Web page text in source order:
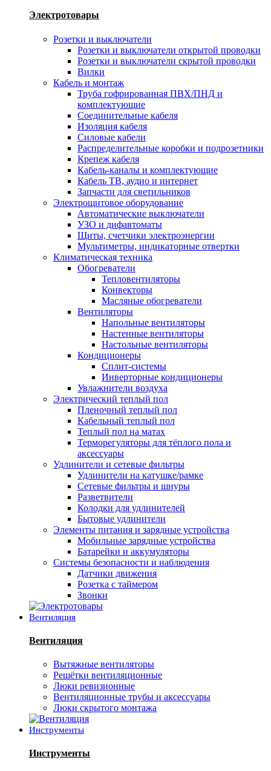
Электротовары
Розетки и выключатели
Розетки и выключатели открытой проводки
Розетки и выключатели скрытой проводки
Вилки
Кабель и монтаж
Труба гофрированная ПВХ/ПНД и
комплектующие
Соединительные кабеля
Изоляция кабеля
Силовые кабели
Распределительные коробки и подрозетники
Крепеж кабеля
Кабель-каналы и комплектующие
Кабель ТВ, аудио и интернет
Запчасти для светильников
Электрощитовое оборудование
Автоматические выключатели
УЗО и дифавтоматы
Щиты, счетчики электроэнергии
Мультиметры, индикаторные отвертки
Климатическая техника
Обогреватели
Тепловентиляторы
Конвекторы
Масляные обогреватели
Вентиляторы
Напольные вентиляторы
Настенные вентиляторы
Настольные вентиляторы
Кондиционеры
Сплит-системы
Инверторные кондиционеры
Увлажнители воздуха
Электрический теплый пол
Пленочный теплый пол
Кабельный теплый пол
Теплый пол на матах
Терморегуляторы для тёплого пола и
аксессуары
Удлинители и сетевые фильтры
Удлинители на катушке/рамке
Сетевые фильтры и шнуры
Разветвители
Колодки для удлинителей
Бытовые удлинители
Элементы питания и зарядные устройства
Мобильные зарядные устройства
Батарейки и аккумуляторы
Системы безопасности и наблюдения
Датчики движения
Розетка с таймером
Звонки
Вентиляция
Вентиляция
Вытяжные вентиляторы
Решётки вентиляционные
Люки ревизионные
Вентиляционные трубы и аксессуары
Люки скрытого монтажа
Инструменты
Инструменты